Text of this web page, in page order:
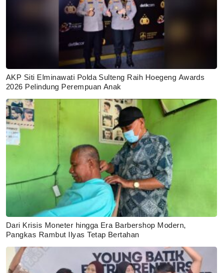
AKP Siti Elminawati Polda Sulteng Raih Hoegeng Awards
2026 Pelindung Perempuan Anak
Dari Krisis Moneter hingga Era Barbershop Modern,
Pangkas Rambut Ilyas Tetap Bertahan